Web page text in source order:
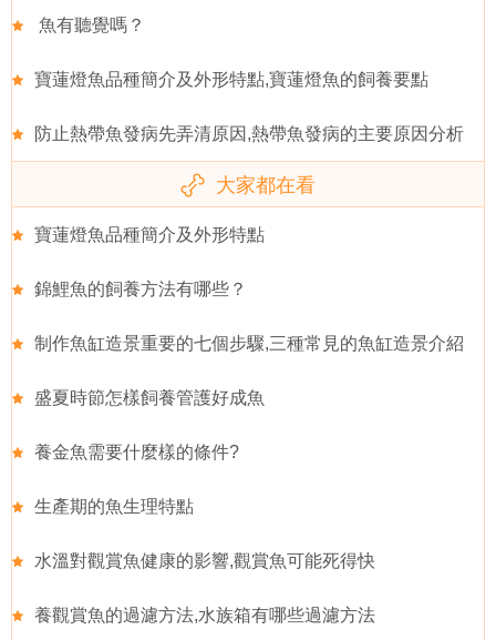
魚有聽覺嗎？
寶蓮燈魚品種簡介及外形特點,寶蓮燈魚的飼養要點
防止熱帶魚發病先弄清原因,熱帶魚發病的主要原因分析
大家都在看
寶蓮燈魚品種簡介及外形特點
錦鯉魚的飼養方法有哪些？
制作魚缸造景重要的七個步驟,三種常見的魚缸造景介紹
盛夏時節怎樣飼養管護好成魚
養金魚需要什麼樣的條件?
生產期的魚生理特點
水溫對觀賞魚健康的影響,觀賞魚可能死得快
養觀賞魚的過濾方法,水族箱有哪些過濾方法